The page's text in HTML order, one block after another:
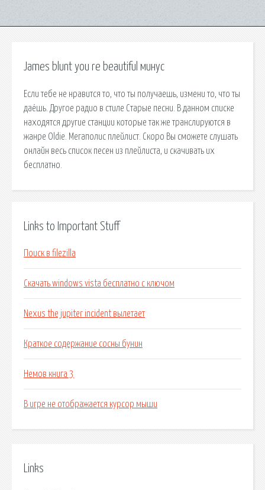
James blunt you re beautiful минус
Если тебе не нравится то, что ты получаешь, измени то, что ты
даёшь. Другое радио в стиле Старые песни. В данном списке
находятся другие станции которые так же транслируются в
жанре Oldie. Мегаполис плейлист. Скоро Вы сможете слушать
онлайн весь список песен из плейлиста, и скачивать их
бесплатно.
Links to Important Stuff
Поиск в filezilla
Скачать windows vista бесплатно с ключом
Nexus the jupiter incident вылетает
Краткое содержание сосны бунин
Немов книга 3
В игре не отображается курсор мыши
Links